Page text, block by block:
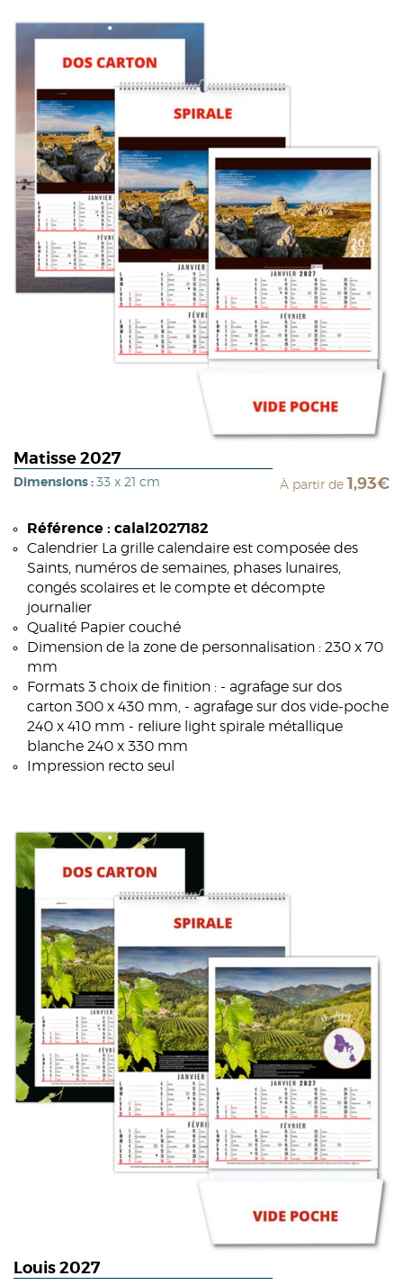
Matisse 2027
Dimensions : 33 x 21 cm À partir de 1,93€
Référence : calal2027182
Calendrier La grille calendaire est composée des
Saints, numéros de semaines, phases lunaires,
congés scolaires et le compte et décompte
journalier
Qualité Papier couché
Dimension de la zone de personnalisation : 230 x 70
mm
Formats 3 choix de finition : - agrafage sur dos
carton 300 x 430 mm, - agrafage sur dos vide-poche
240 x 410 mm - reliure light spirale métallique
blanche 240 x 330 mm
Impression recto seul
Louis 2027